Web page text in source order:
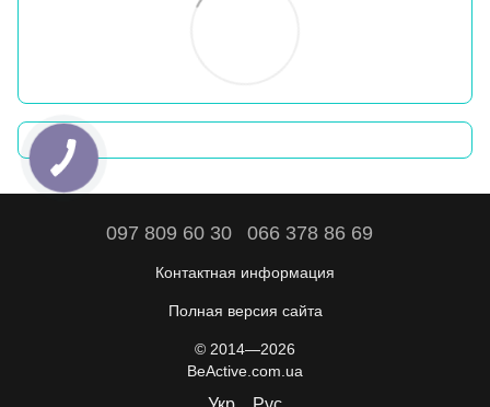
097 809 60 30 066 378 86 69
Контактная информация
Полная версия сайта
© 2014—2026
BeActive.com.ua